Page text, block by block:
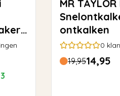
MR TAYLOR Biologische
ontkalken
0
19,9514,95